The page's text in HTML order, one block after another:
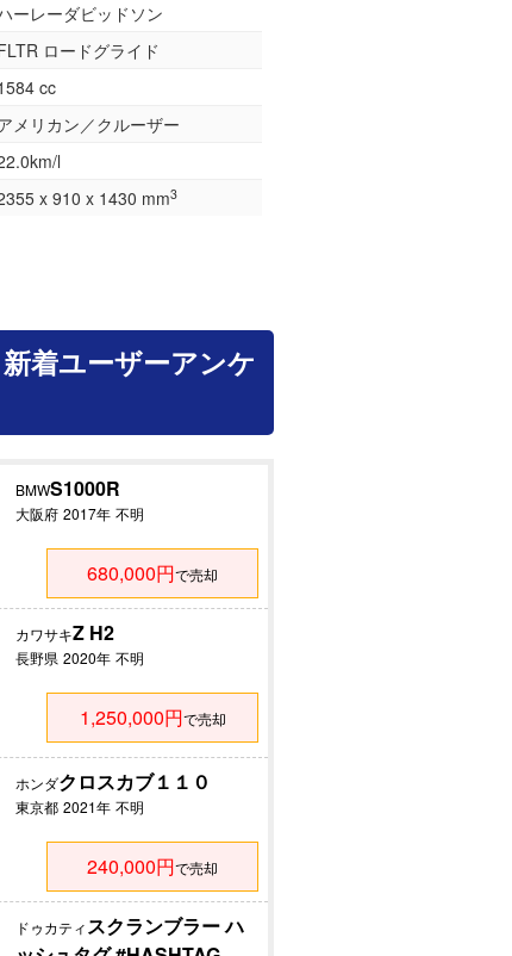
ーレーダビッドソン
ロードグライド
cc
メリカン／クルーザー
l
x 910 x 1430 mm3
着ユーザーアンケ
BMWS1000R
大阪府 2017年 不明
680,000円で売却
カワサキZ H2
長野県 2020年 不明
1,250,000円で売却
ホンダクロスカブ１１０
東京都 2021年 不明
240,000円で売却
ドゥカティスクランブラー ハ